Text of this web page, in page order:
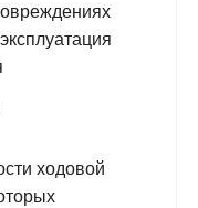
ходовой